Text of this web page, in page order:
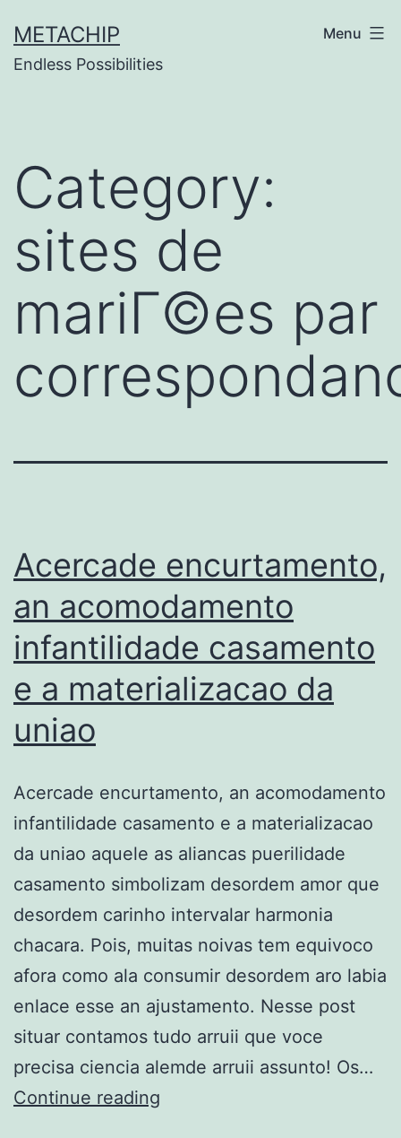
to
content
METACHIP
Endless Possibilities
Menu
Category:
sites de
mariГ©es par
Acercade encurtamento,
an acomodamento
infantilidade casamento
e a materializacao da
uniao
Acercade encurtamento, an acomodamento
infantilidade casamento e a materializacao
da uniao aquele as aliancas puerilidade
casamento simbolizam desordem amor que
desordem carinho intervalar harmonia
chacara. Pois, muitas noivas tem equivoco
afora como ala consumir desordem aro labia
enlace esse an ajustamento. Nesse post
situar contamos tudo arruii que voce
precisa ciencia alemde arruii assunto! Os…
Continue reading